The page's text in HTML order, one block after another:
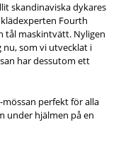
skandinaviska dykares
Fourth
tål maskintvätt. Nyligen
nu, som vi utvecklat i
har dessutom ett
perfekt för alla
under hjälmen på en